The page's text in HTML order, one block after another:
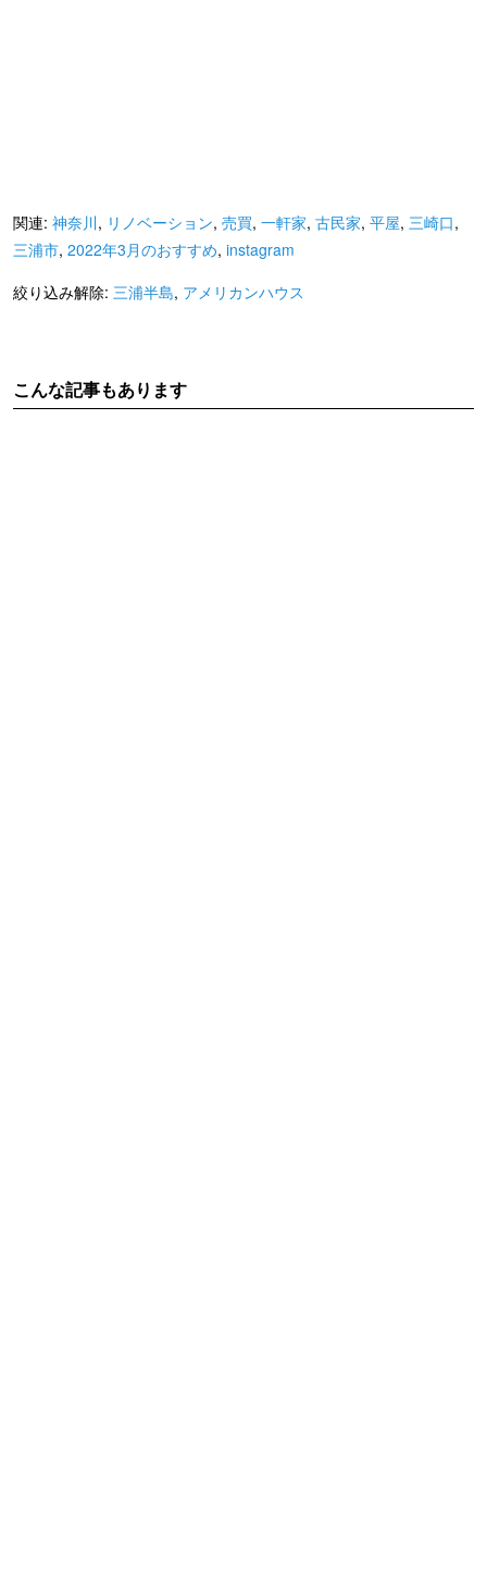
関連: 神奈川, リノベーション, 売買, 一軒家, 古民家, 平屋, 三崎口,
三浦市, 2022年3月のおすすめ, instagram
絞り込み解除: 三浦半島, アメリカンハウス
こんな記事もあります